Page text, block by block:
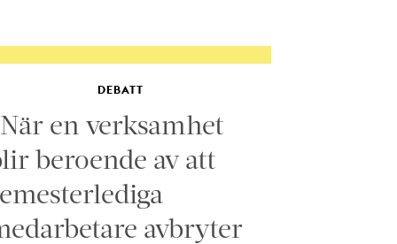
DEBATT
en verksamhet
beroende av att
avbryter